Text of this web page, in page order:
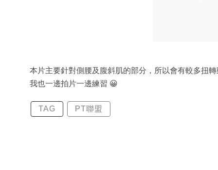
本片主要針對側腰及腹斜肌的部分，所以會有較多扭
我也一邊拍片一邊練習 😀
TAG PT聯盟